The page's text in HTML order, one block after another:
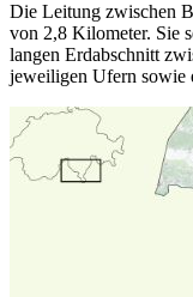
Die Leitung zwischen
von 2,8 Kilometer. Sie
langen Erdabschnitt
jeweiligen Ufern sowie